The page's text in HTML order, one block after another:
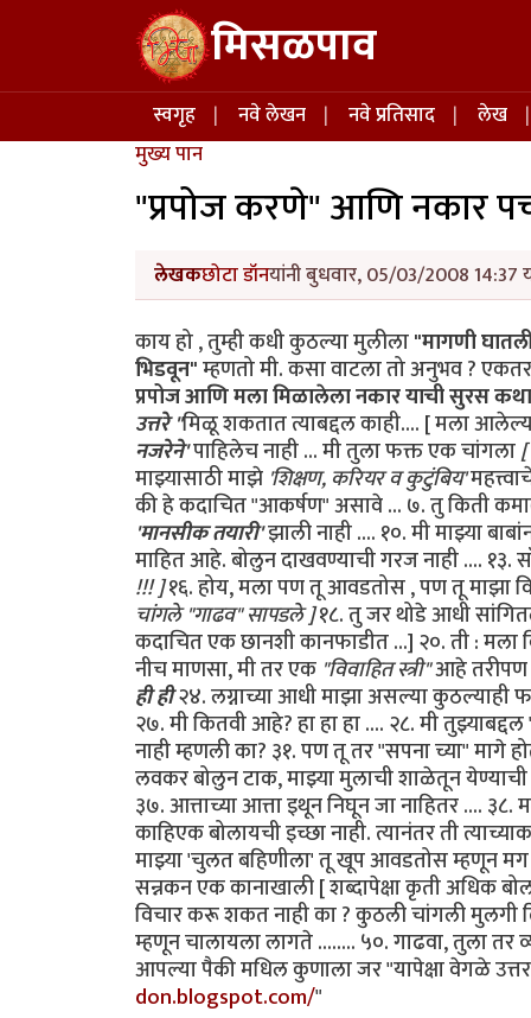
Skip to main content मिसळपाव
Main navigation
स्वगृह नवे लेखन नवे प्रतिसाद लेख
मुख्य पान
"प्रपोज करणे" आणि नकार
लेखकछोटा डॉनयांनी बुधवार, 05/03/2008 14:37
काय हो , तुम्ही कधी कुठल्या मुलीला"मागणी
भिडवून"म्हणतो मी. कसा वाटला तो अनुभव ?
प्रपोज आणि मला मिळालेला नकार याची सुरस कथा
उत्तरे "मिळू शकतात त्याबद्दल काही.... [ मला
नजरेने'पाहिलेच नाही ... मी तुला फक्त एक चांगला
माझ्यासाठी माझे 'शिक्षण, करियर व कुटुंबिय'
की हे कदाचित "आकर्षण" असावे ... ७. तु किती
'मानसीक तयारी'झाली नाही .... १०. मी माझ्या
माहित आहे. बोलुन दाखवण्याची गरज नाही ....
!!! ]१६. होय, मला पण तू आवडतोस , पण तू माझा
चांगले "गाढव" सापडले ]१८. तु जर थोडे आधी
कदाचित एक छानशी कानफाडीत ...] २०. ती :
नीच माणसा, मी तर एक "विवाहित स्त्री"आहे तरीपण
ही ही२४. लग्नाच्या आधी माझा असल्या कुठल्याही
२७. मी कितवी आहे? हा हा हा .... २८. मी
नाही म्हणली का? ३१. पण तू तर "सपना च्या" मागे
लवकर बोलुन टाक, माझ्या मुलाची शाळेतून
३७. आत्ताच्या आत्ता इथून निघून जा नाहितर ....
काहिएक बोलायची इच्छा नाही. त्यानंतर ती
माझ्या 'चुलत बहिणीला' तू खूप आवडतोस म्हणून
सन्नकन एक कानाखाली [ शब्दापेक्षा कृती अधिक
विचार करू शकत नाही का ? कुठली चांगली
म्हणून चालायला लागते ........ ५०. गाढवा, तुला
आपल्या पैकी मधिल कुणाला जर "यापेक्षा वेगळे
don.blogspot.com/"